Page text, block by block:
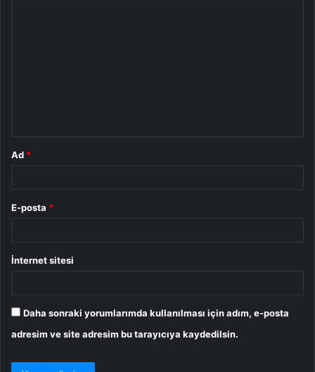
Ad *
E-posta *
İnternet sitesi
Daha sonraki yorumlarımda kullanılması için adım, e-posta
adresim ve site adresim bu tarayıcıya kaydedilsin.